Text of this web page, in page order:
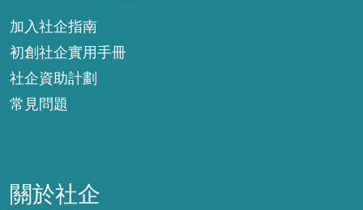
加入社企指南
初創社企實用手冊
社企資助計劃
常見問題
關於社企